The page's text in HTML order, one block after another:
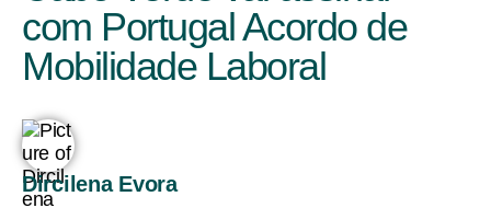
com Portugal Acordo de
Mobilidade Laboral
Dircilena Evora